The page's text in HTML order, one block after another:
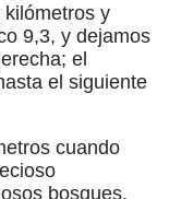
kilómetros y
9,3, y dejamos
el
el siguiente
cuando
bosques.